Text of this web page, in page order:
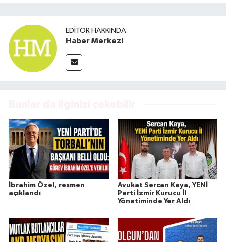
EDITÖR HAKKINDA
Haber Merkezi
İbrahim Özel, resmen
açıklandı
Avukat Sercan Kaya, YENİ
Parti İzmir Kurucu İl
Yönetiminde Yer Aldı